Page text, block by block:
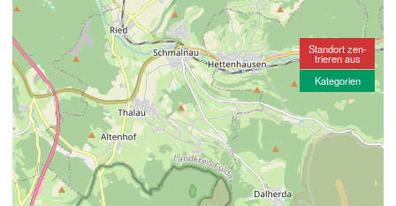
Standort zen-
trieren aus
Kategorien